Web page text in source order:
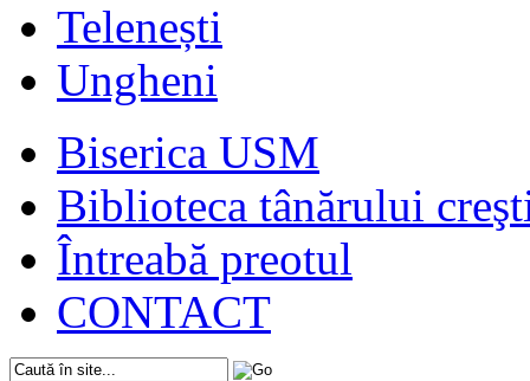
Telenești
Ungheni
Biserica USM
Biblioteca tânărului
Întreabă preotul
CONTACT